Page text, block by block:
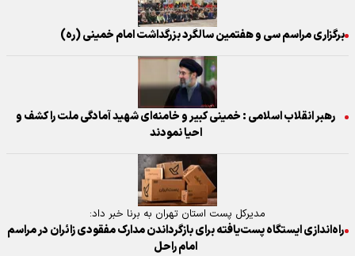
برگزاری مراسم سی و هفتمین سالگرد بزرگداشت امام خمینی (ره)
رهبر انقلاب اسلامی : خمینی کبیر و خامنه‌ای شهید آمادگی ملت را کشف و
احیا نمودند
مدیرکل پست استان تهران به برنا خبر داد:
راه‌اندازی ایستگاه پست‌یافته برای بازگرداندن مدارک مفقودی زائران در مراسم
امام راحل